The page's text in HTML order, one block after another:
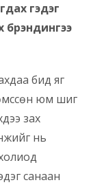
гэдэг
брэндингээ
бид яг
юм шиг
зах
нь
санаан